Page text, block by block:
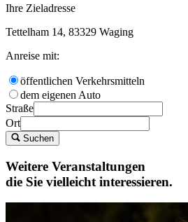
Ihre Zieladresse
Tettelham 14, 83329 Waging
Anreise mit:
öffentlichen Verkehrsmitteln
dem eigenen Auto
Straße
Ort
Suchen
Weitere Veranstaltungen
die Sie vielleicht interessieren.